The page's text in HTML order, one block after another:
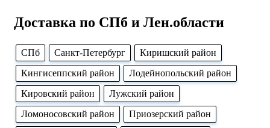
Доставка по СПб и Лен.области
CПб Cанкт-Петербург
Киришский район
Кингисеппский район
Лодейнопольский район
Кировский район
Лужский район
Ломоносовский район
Приозерский район